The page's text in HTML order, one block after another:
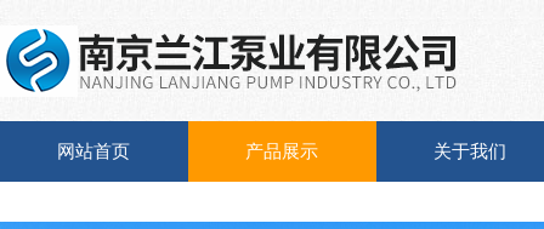
网站首页 产品展示 关于我们